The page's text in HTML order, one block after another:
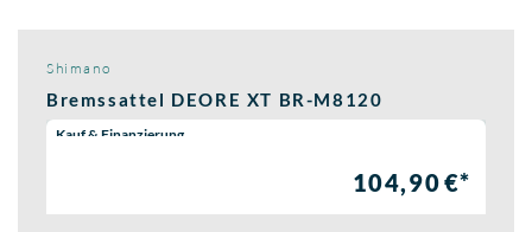
Shimano
Bremssattel DEORE XT BR-M8120
Wähle eine Preisoption:
Kauf & Finanzierung
104,90 €*